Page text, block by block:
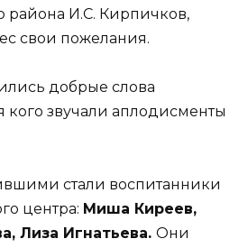
района И.С. Кирпичков,
свои пожелания.
добрые слова
кого звучали аплодисменты
стали воспитанники
центра: Миша Киреев,
Лиза Игнатьева. Они